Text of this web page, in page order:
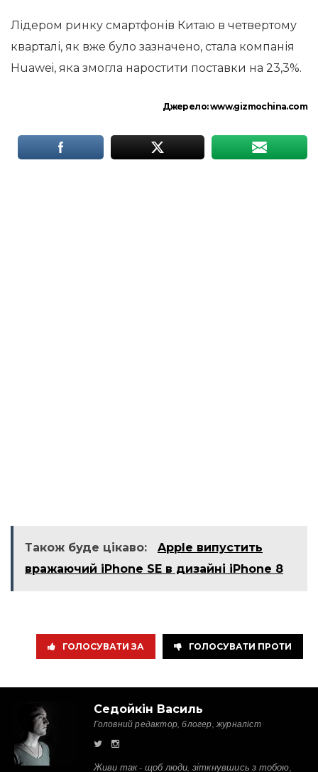
Лідером ринку смартфонів Китаю в четвертому
кварталі, як вже було зазначено, стала компанія
Huawei, яка змогла наростити поставки на 23,3%.
Джерело:www.gizmochina.com
Також буде цікаво:
Apple випустить
вражаючий iPhone SE в дизайні iPhone 8
ГОЛОСУВАТИ ЗА ГОЛОСУВАТИ ПРОТИ
Седойкін Василь
Головний редактор, блогер, журналіст
Живи так - щоб люди, зіткнувшись з тобою,